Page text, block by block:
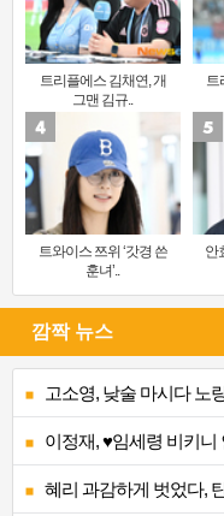
트리플에스 김채연, 개
그맨 김규..
트
트와이스 쯔위 ‘갓경 쓴
훈녀’..
안
깜짝 뉴스
고소영, 낮술 마시다 노
이정재, ♥임세령 비키
혜리 과감하게 벗었다,